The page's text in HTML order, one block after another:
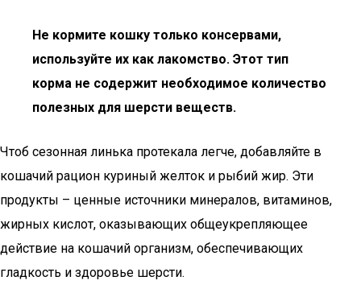
Не кормите кошку только консервами,
используйте их как лакомство. Этот тип
корма не содержит необходимое количество
полезных для шерсти веществ.
Чтоб сезонная линька протекала легче, добавляйте в
кошачий рацион куриный желток и рыбий жир. Эти
продукты – ценные источники минералов, витаминов,
жирных кислот, оказывающих общеукрепляющее
действие на кошачий организм, обеспечивающих
гладкость и здоровье шерсти.